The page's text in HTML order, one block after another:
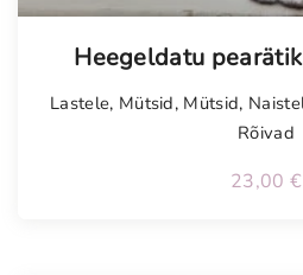
Heegeldatu
Lastele, Mütsid, Mütsid,
Rõivad
23,00 €